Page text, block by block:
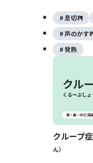
どの強いのど
で、放置する
があります。
です。
息切れ
声のかす
発熱
クループ
ん